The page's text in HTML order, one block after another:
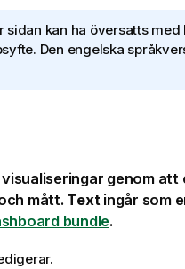
sidan kan ha översatts med
Den engelska
genom
mått. Textingår som
bundle.